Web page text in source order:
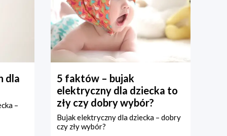
dla
–
5 faktów – bujak
elektryczny dla dziecka to
zły czy dobry wybór?
Bujak elektryczny dla dziecka – dobry
czy zły wybór?